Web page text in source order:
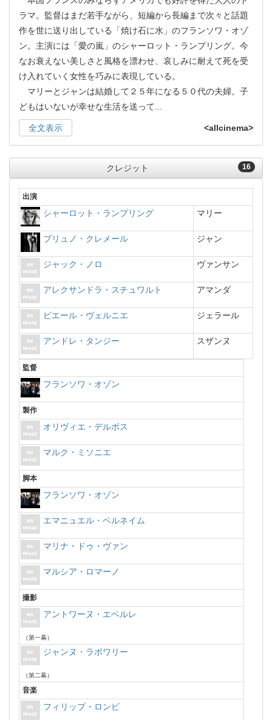
ラマ。監督はまだ若手ながら、短編から長編まで次々と話題
作を世に送り出している「焼け石に水」のフランソワ・オゾ
ン。主演には「愛の嵐」のシャーロット・ランプリング。今
なお衰えない美しさと風格を漂わせ、哀しみに耐えて死を受
け入れていく女性を巧みに表現している。
マリーとジャンは結婚して２５年になる５０代の夫婦。子
どもはいないが幸せな生活を送って
全文表示 <allcinema>
16
クレジット
出演
シャーロット・ランプリング マリー
ブリュノ・クレメール ジャン
ジャック・ノロ ヴァンサン
アレクサンドラ・スチュワルト アマンダ
ピエール・ヴェルニエ ジェラール
アンドレ・タンジー スザンヌ
監督
フランソワ・オゾン
製作
オリヴィエ・デルボス
マルク・ミソニエ
脚本
フランソワ・オゾン
エマニュエル・ベルネイム
マリナ・ドゥ・ヴァン
マルシア・ロマーノ
撮影
アントワーヌ・エベルレ
（第一幕）
ジャンヌ・ラポワリー
（第二幕）
音楽
フィリップ・ロンビ